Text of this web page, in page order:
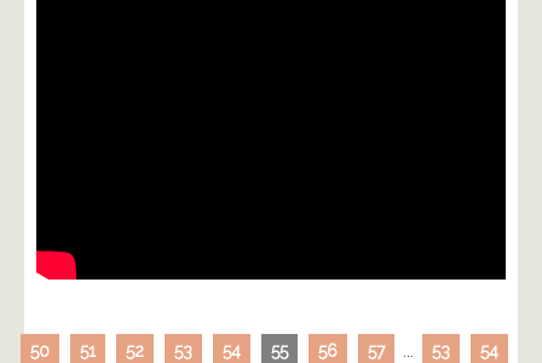
50 51 52 53 54 55 56 57 53 54